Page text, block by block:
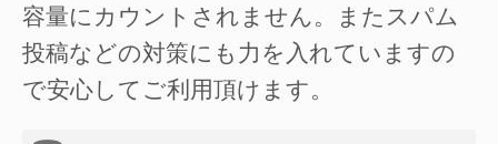
容量にカウントされません。またスパム
投稿などの対策にも力を入れていますの
で安心してご利用頂けます。